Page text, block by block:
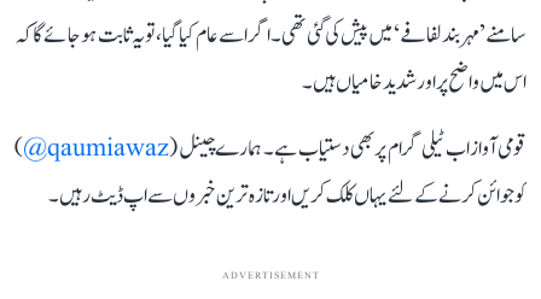
سامنے ’مہر بند لفافے‘ میں پیش کی گئی تھی۔ اگر اسے عام کیا گیا، تو یہ ثابت ہو جائے گا کہ
اس میں واضح پر اور شدید خامیاں ہیں۔
قومی آواز اب ٹیلی گرام پر بھی دستیاب ہے۔ ہمارے چینل (qaumiawaz@
)
کو جوائن کرنے کے لئے یہاں کلک کریں اور تازہ ترین خبروں سے اپ ڈیٹ رہیں۔
ADVERTISEMENT